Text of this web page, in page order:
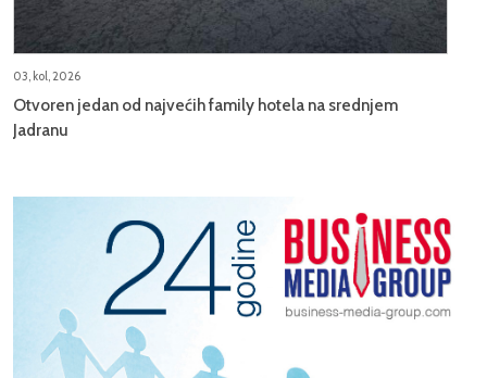
03, kol, 2026
Otvoren jedan od najvećih family hotela na srednjem
Jadranu